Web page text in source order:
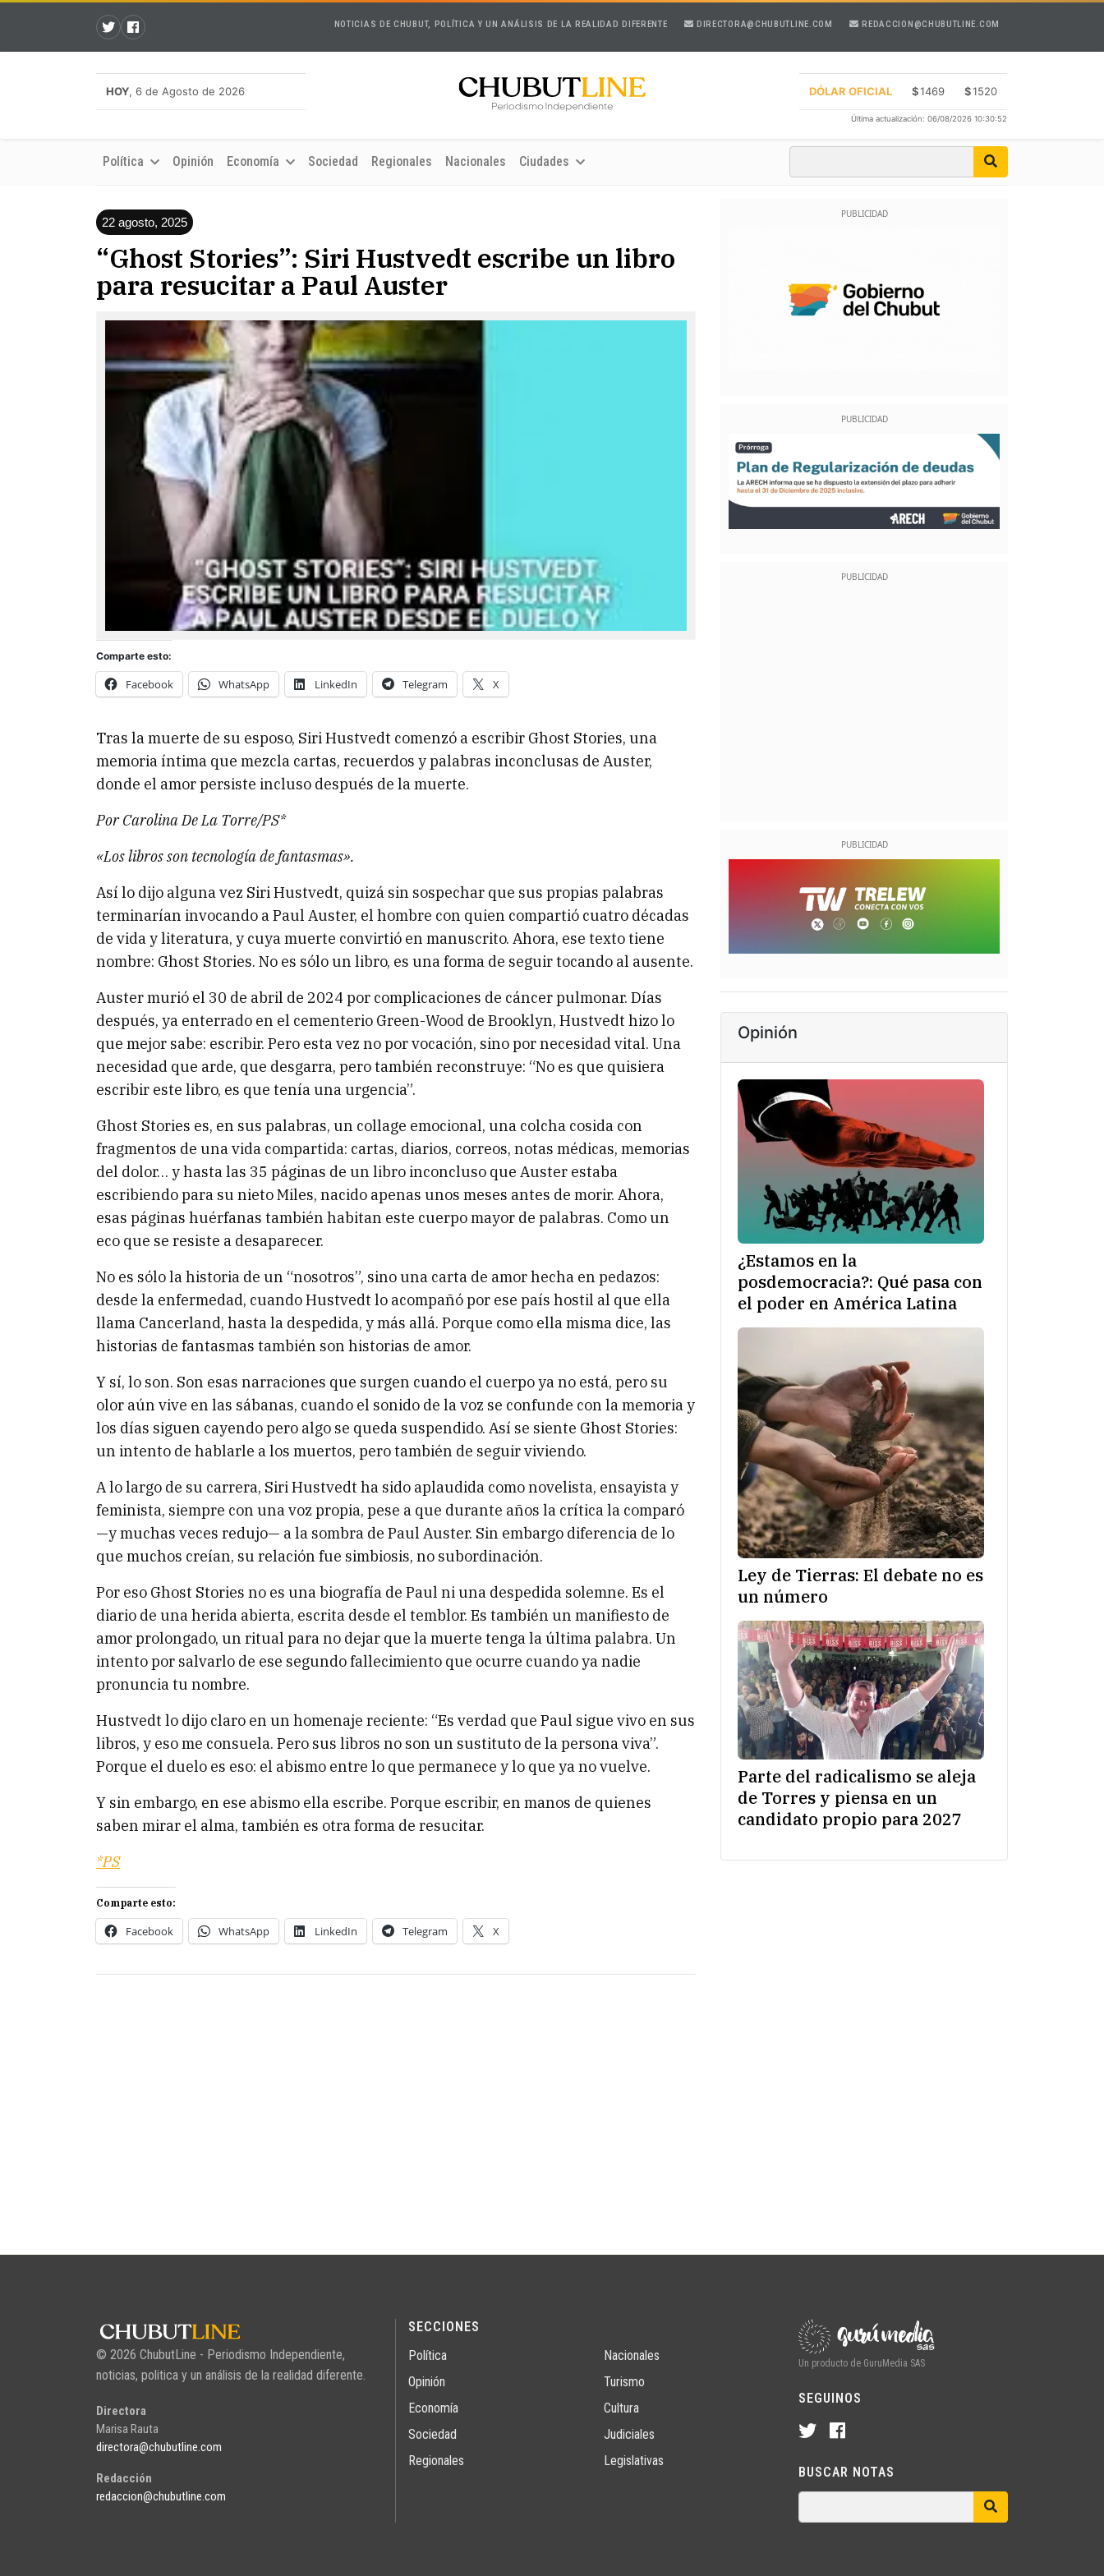
NOTICIAS DE CHUBUT, POLÍTICA Y UN ANÁLISIS DE LA REALIDAD DIFERENTE DIRECTORA@CHUBUTLINE.COM REDACCION@CHUBUTLINE.COM
HOY, 6 de Agosto de 2026 DÓLAR OFICIAL $1469 $1520
Última actualización: 06/08/2026 10:30:52
Política Opinión Economía Sociedad Regionales Nacionales Ciudades
22 agosto, 2025
“Ghost Stories”: Siri Hustvedt escribe un libro
para resucitar a Paul Auster
Comparte esto:
Facebook WhatsApp LinkedIn Telegram X
Tras la muerte de su esposo, Siri Hustvedt comenzó a escribir Ghost Stories, una
memoria íntima que mezcla cartas, recuerdos y palabras inconclusas de Auster,
donde el amor persiste incluso después de la muerte.
Por Carolina De La Torre/PS*
«Los libros son tecnología de fantasmas».
Así lo dijo alguna vez Siri Hustvedt, quizá sin sospechar que sus propias palabras
terminarían invocando a Paul Auster, el hombre con quien compartió cuatro décadas
de vida y literatura, y cuya muerte convirtió en manuscrito. Ahora, ese texto tiene
nombre: Ghost Stories. No es sólo un libro, es una forma de seguir tocando al ausente.
Auster murió el 30 de abril de 2024 por complicaciones de cáncer pulmonar. Días
después, ya enterrado en el cementerio Green-Wood de Brooklyn, Hustvedt hizo lo
que mejor sabe: escribir. Pero esta vez no por vocación, sino por necesidad vital. Una
necesidad que arde, que desgarra, pero también reconstruye: “No es que quisiera
escribir este libro, es que tenía una urgencia”.
Ghost Stories es, en sus palabras, un collage emocional, una colcha cosida con
fragmentos de una vida compartida: cartas, diarios, correos, notas médicas, memorias
del dolor… y hasta las 35 páginas de un libro inconcluso que Auster estaba
escribiendo para su nieto Miles, nacido apenas unos meses antes de morir. Ahora,
esas páginas huérfanas también habitan este cuerpo mayor de palabras. Como un
eco que se resiste a desaparecer.
No es sólo la historia de un “nosotros”, sino una carta de amor hecha en pedazos:
desde la enfermedad, cuando Hustvedt lo acompañó por ese país hostil al que ella
llama Cancerland, hasta la despedida, y más allá. Porque como ella misma dice, las
historias de fantasmas también son historias de amor.
Y sí, lo son. Son esas narraciones que surgen cuando el cuerpo ya no está, pero su
olor aún vive en las sábanas, cuando el sonido de la voz se confunde con la memoria y
los días siguen cayendo pero algo se queda suspendido. Así se siente Ghost Stories:
un intento de hablarle a los muertos, pero también de seguir viviendo.
A lo largo de su carrera, Siri Hustvedt ha sido aplaudida como novelista, ensayista y
feminista, siempre con una voz propia, pese a que durante años la crítica la comparó
—y muchas veces redujo— a la sombra de Paul Auster. Sin embargo diferencia de lo
que muchos creían, su relación fue simbiosis, no subordinación.
Por eso Ghost Stories no es una biografía de Paul ni una despedida solemne. Es el
diario de una herida abierta, escrita desde el temblor. Es también un manifiesto de
amor prolongado, un ritual para no dejar que la muerte tenga la última palabra. Un
intento por salvarlo de ese segundo fallecimiento que ocurre cuando ya nadie
pronuncia tu nombre.
Hustvedt lo dijo claro en un homenaje reciente: “Es verdad que Paul sigue vivo en sus
libros, y eso me consuela. Pero sus libros no son un sustituto de la persona viva”.
Porque el duelo es eso: el abismo entre lo que permanece y lo que ya no vuelve.
Y sin embargo, en ese abismo ella escribe. Porque escribir, en manos de quienes
saben mirar el alma, también es otra forma de resucitar.
*PS
Comparte esto:
Facebook WhatsApp LinkedIn Telegram X
Opinión
¿Estamos en la
posdemocracia?: Qué pasa con
el poder en América Latina
Ley de Tierras: El debate no es
un número
Parte del radicalismo se aleja
de Torres y piensa en un
candidato propio para 2027
© 2026 ChubutLine - Periodismo Independiente,
noticias, politica y un análisis de la realidad diferente.
Directora
Marisa Rauta
directora@chubutline.com
Redacción
redaccion@chubutline.com
SECCIONES
Política
Opinión
Economía
Sociedad
Regionales
Nacionales
Turismo
Cultura
Judiciales
Legislativas
Un producto de GuruMedia SAS
SEGUINOS
BUSCAR NOTAS